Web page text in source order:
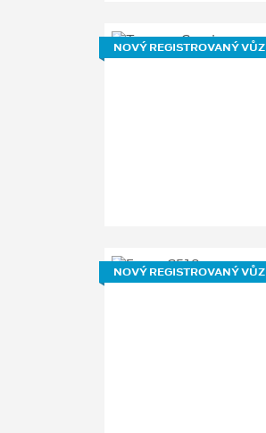
NOVÝ REGISTROVANÝ VŮZ
NOVÝ REGISTROVANÝ VŮZ